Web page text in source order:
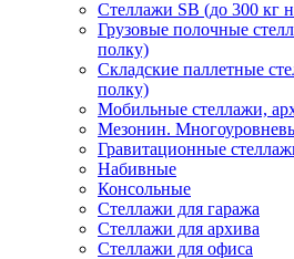
Стеллажи SB (до 300 кг
Грузовые полочные
полку)
Складские паллетные
полку)
Мобильные стеллажи,
Мезонин.
Гравитационные
Набивные
Консольные
Стеллажи для гаража
Стеллажи для архива
Стеллажи для офиса